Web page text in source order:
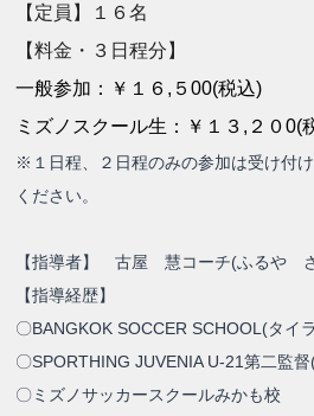
【定員】１６名
【料金・３日程分】
一般参加：￥１６,５00(税込)
ミズノスクール生：￥１３,２０0(
※１日程、２日程のみの参加は受け付
ください。
【指導者】 古屋 慧コーチ(ふるや
【指導経歴】
〇BANGKOK SOCCER SCHOOL(タイ
〇SPORTHING JUVENIA U-21第二監
〇ミズノサッカースクールみかも校